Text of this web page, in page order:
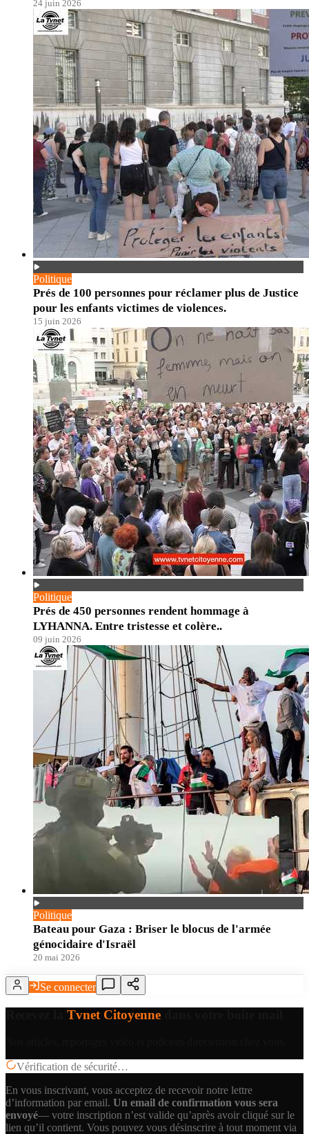
24 juin 2026
Politique
Prés de 100 personnes pour réclamer plus de Justice
pour les enfants victimes de violences.
15 juin 2026
Politique
Prés de 450 personnes rendent hommage à
LYHANNA. Entre tristesse et colère..
09 juin 2026
Politique
Bateau pour Gaza : Briser le blocus de l'armée
génocidaire d'Israël
20 mai 2026
Se connecter
Tvnet Citoyenne
Vérification de sécurité…
En vous inscrivant, vous acceptez de recevoir notre lettre
d’information par email. Un email de confirmation vous sera
envoyé— votre inscription n’est valide qu’après avoir cliqué sur le
lien qu’il contient. Vous pouvez vous désinscrire à tout moment via